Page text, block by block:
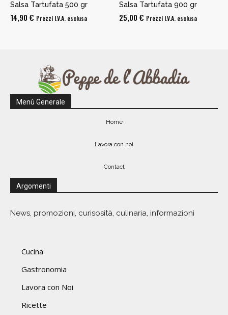
Salsa Tartufata 500 gr
14,90 € Prezzi I.V.A. esclusa
Salsa Tartufata 900 gr
25,00 € Prezzi I.V.A. esclusa
Menù Generale
Home
Lavora con noi
Contact
Argomenti
News, promozioni, curisosità, culinaria, informazioni
Cucina
Gastronomia
Lavora con Noi
Ricette